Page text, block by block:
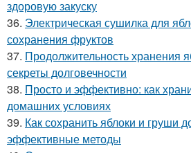
здоровую закуску
36. Электрическая сушилка для
сохранения фруктов
37. Продолжительность хранения
секреты долговечности
38. Просто и эффективно: как
домашних условиях
39. Как сохранить яблоки и груши
эффективные методы